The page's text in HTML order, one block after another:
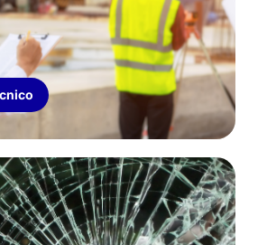
y maquinarias.
Responsabilidad Civil.